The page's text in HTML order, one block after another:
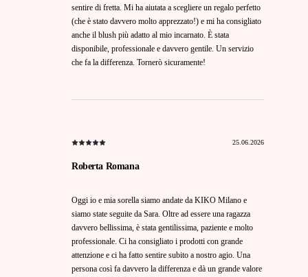
sentire di fretta. Mi ha aiutata a scegliere un regalo perfetto
(che è stato davvero molto apprezzato!) e mi ha consigliato
anche il blush più adatto al mio incarnato. È stata
disponibile, professionale e davvero gentile. Un servizio
che fa la differenza. Tornerò sicuramente!
25.06.2026
Roberta Romana
Oggi io e mia sorella siamo andate da KIKO Milano e
siamo state seguite da Sara. Oltre ad essere una ragazza
davvero bellissima, è stata gentilissima, paziente e molto
professionale. Ci ha consigliato i prodotti con grande
attenzione e ci ha fatto sentire subito a nostro agio. Una
persona così fa davvero la differenza e dà un grande valore